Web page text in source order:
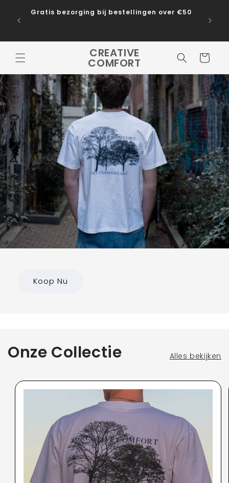
naar de
content
Gratis bezorging bij bestellingen over €50
CREATIVE
COMFORT Winkelwagen
Koop Nu
Onze Collectie Alles bekijken